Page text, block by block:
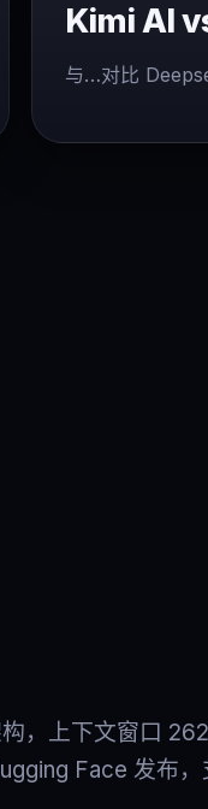
Kimi AI
与…对比
，上下文窗口
Face 发布，